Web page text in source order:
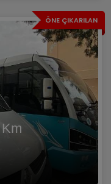
ÖNE ÇIKARILAN